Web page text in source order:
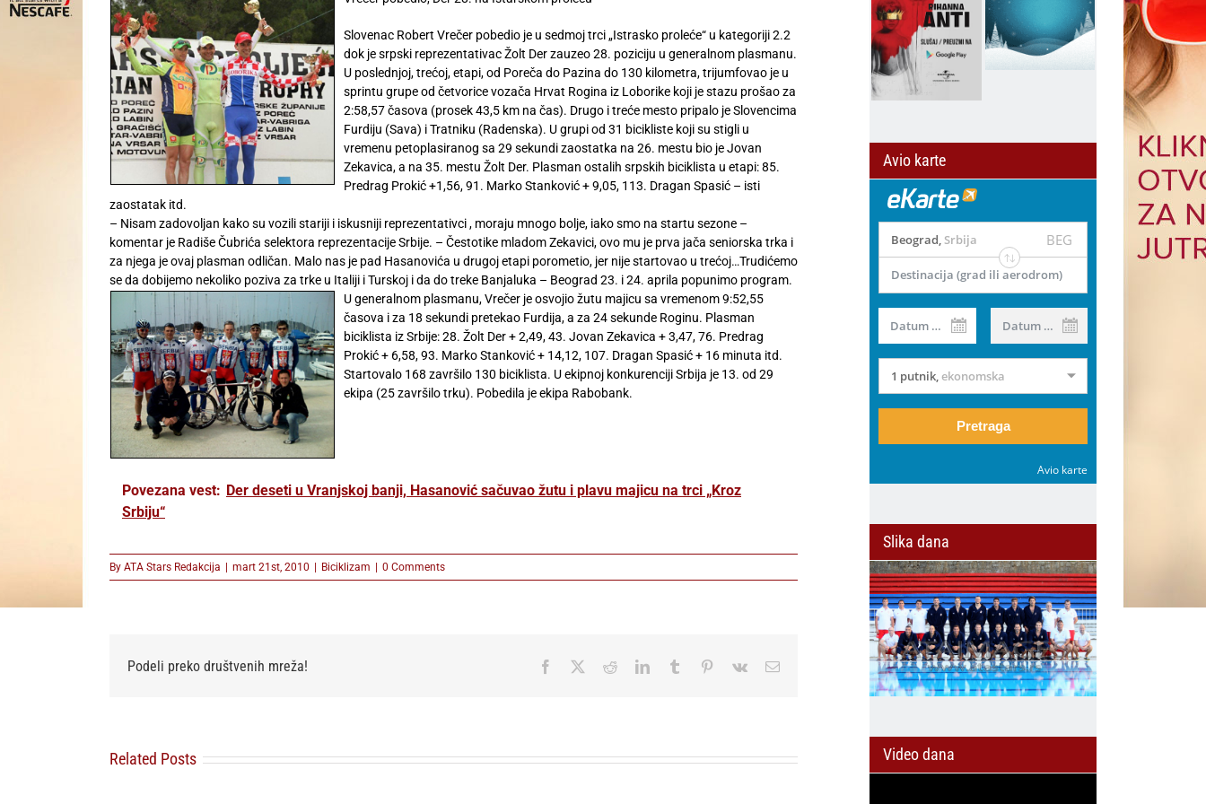
Slovenac Robert Vrečer pobedio je u sedmoj trci „Istrasko proleće“ u kategoriji 2.2
dok je srpski reprezentativac Žolt Der zauzeo 28. poziciju u generalnom plasmanu.
U poslednjoj, trećoj, etapi, od Poreča do Pazina do 130 kilometra, trijumfovao je u
sprintu grupe od četvorice vozača Hrvat Rogina iz Loborike koji je stazu prošao za
2:58,57 časova (prosek 43,5 km na čas). Drugo i treće mesto pripalo je Slovencima
Furdiju (Sava) i Tratniku (Radenska). U grupi od 31 bicikliste koji su stigli u
vremenu petoplasiranog sa 29 sekundi zaostatka na 26. mestu bio je Jovan
Zekavica, a na 35. mestu Žolt Der. Plasman ostalih srpskih biciklista u etapi: 85.
Predrag Prokić +1,56, 91. Marko Stanković + 9,05, 113. Dragan Spasić – isti
zaostatak itd.
– Nisam zadovoljan kako su vozili stariji i iskusniji reprezentativci , moraju mnogo bolje, iako smo na startu sezone –
komentar je Radiše Čubrića selektora reprezentacije Srbije. – Čestotike mladom Zekavici, ovo mu je prva jača seniorska trka i
za njega je ovaj plasman odličan. Malo nas je pad Hasanovića u drugoj etapi porometio, jer nije startovao u trećoj…Trudićemo
se da dobijemo nekoliko poziva za trke u Italiji i Turskoj i da do treke Banjaluka – Beograd 23. i 24. aprila popunimo program.
U generalnom plasmanu, Vrečer je osvojio žutu majicu sa vremenom 9:52,55
časova i za 18 sekundi pretekao Furdija, a za 24 sekunde Roginu. Plasman
biciklista iz Srbije: 28. Žolt Der + 2,49, 43. Jovan Zekavica + 3,47, 76. Predrag
Prokić + 6,58, 93. Marko Stanković + 14,12, 107. Dragan Spasić + 16 minuta itd.
Startovalo 168 završilo 130 biciklista. U ekipnoj konkurenciji Srbija je 13. od 29
ekipa (25 završilo trku). Pobedila je ekipa Rabobank.
Povezana vest: Der deseti u Vranjskoj banji, Hasanović sačuvao žutu i plavu majicu na trci „Kroz
Srbiju“
By ATA Stars Redakcija mart 21st, 2010 Biciklizam 0 Comments
Podeli preko društvenih mreža! Facebook RedditLinkedInTumblr Pinterest
Vk Email
Related Posts
Avio karte
Beograd, Srbija BEG
Destinacija (grad ili aerodrom)
Datum od Datum do
1 putnik,ekonomska
Pretraga
Avio karte
Slika dana
Video dana